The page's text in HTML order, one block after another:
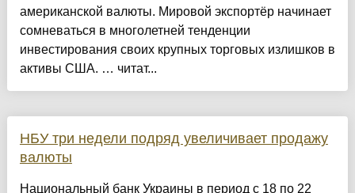
американской валюты. Мировой экспортёр начинает
сомневаться в многолетней тенденции
инвестирования своих крупных торговых излишков в
активы США. … читат...
НБУ три недели подряд увеличивает продажу
валюты
Национальный банк Украины в период с 18 по 22